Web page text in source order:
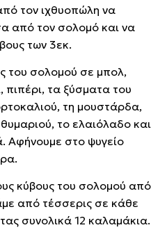
τον ιχθυοπώλη να
από τον σολομό και να
των 3εκ.
του σολομού σε μπολ,
τα ξύσματα του
τη μουστάρδα,
το ελαιόλαδο και
Αφήνουμε στο ψυγείο
κύβους του σολομού από
από τέσσερις σε κάθε
συνολικά 12 καλαμάκια.